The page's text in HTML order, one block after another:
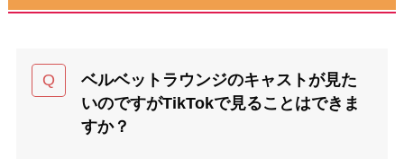
ベルベットラウンジのキャストが見た
いのですがTikTokで見ることはできま
すか？